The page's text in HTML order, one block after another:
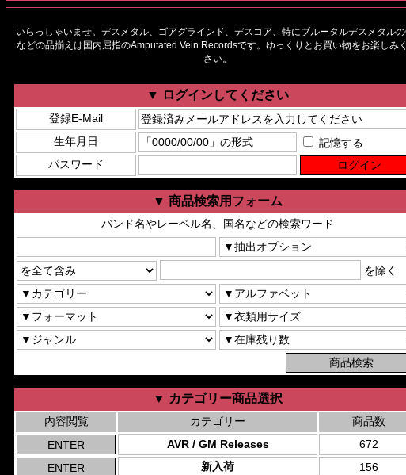
いらっしゃいませ。デスメタル、ゴアグラインド、デスコア、特にブルータルデスメタル
などの品揃えは国内屈指のAmputated Vein Recordsです。ゆっくりとお買い物をお楽しみ
さい。
▼ ログインしてください
登録E-Mail
生年月日
記憶する
パスワード
▼ 商品検索用フォーム
バンド名やレーベル名、国名などの検索ワード
を除く
▼ カテゴリー商品選択
内容閲覧 カテゴリー
商品数
AVR / GM Releases
672
新入荷
156